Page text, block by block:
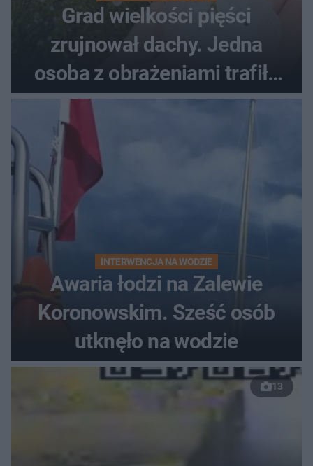
Grad wielkości pięści
zrujnował dachy. Jedna
osoba z obrażeniami trafiła
do szpitala
INTERWENCJA NA WODZIE
Awaria łodzi na Zalewie
Koronowskim. Sześć osób
utknęło na wodzie
13